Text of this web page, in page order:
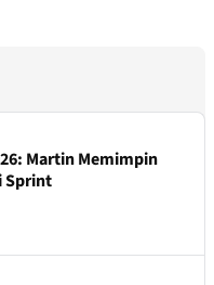
Martin Memimpin
Sprint